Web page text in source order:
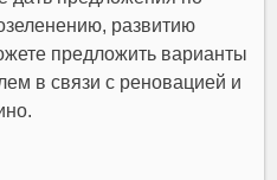
развитию
предложить варианты
в связи с реновацией и